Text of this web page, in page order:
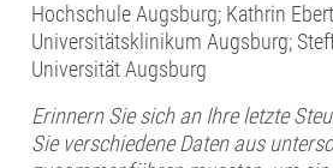
Hochschule Augsburg; Kathrin
Universitätsklinikum Augsburg;
Universität Augsburg
Erinnern Sie sich an Ihre letzte
Sie verschiedene Daten aus